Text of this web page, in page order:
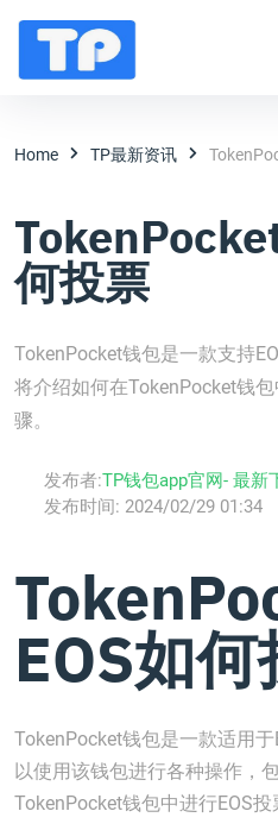
Home TP最新资讯
何投票
TokenPocket钱包是一款支持
将介绍如何在TokenPocket钱
骤。
发布者:TP钱包app官网- 最新
发布时间: 2024/02/29 01:34
EOS如
TokenPocket钱包是一款适用
以使用该钱包进行各种操作，
TokenPocket钱包中进行EOS投